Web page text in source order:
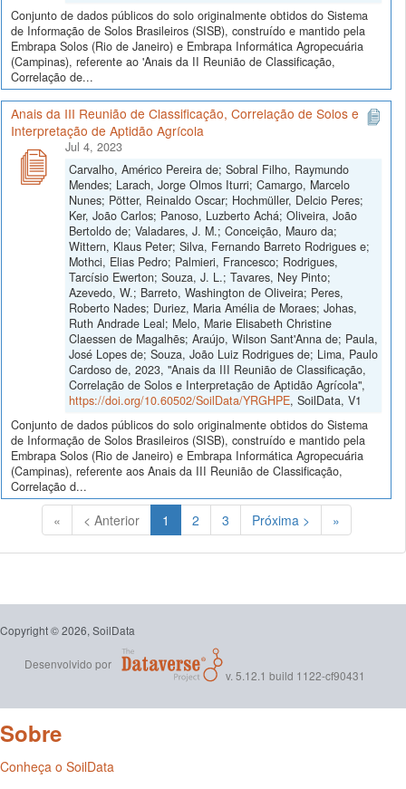
Conjunto de dados públicos do solo originalmente obtidos do Sistema
de Informação de Solos Brasileiros (SISB), construído e mantido pela
Embrapa Solos (Rio de Janeiro) e Embrapa Informática Agropecuária
(Campinas), referente ao 'Anais da II Reunião de Classificação,
Correlação de...
Anais da III Reunião de Classificação, Correlação de Solos e
Interpretação de Aptidão Agrícola
Jul 4, 2023
Carvalho, Américo Pereira de; Sobral Filho, Raymundo
Mendes; Larach, Jorge Olmos Iturri; Camargo, Marcelo
Nunes; Pötter, Reinaldo Oscar; Hochmüller, Delcio Peres;
Ker, João Carlos; Panoso, Luzberto Achá; Oliveira, João
Bertoldo de; Valadares, J. M.; Conceição, Mauro da;
Wittern, Klaus Peter; Silva, Fernando Barreto Rodrigues e;
Mothci, Elias Pedro; Palmieri, Francesco; Rodrigues,
Tarcísio Ewerton; Souza, J. L.; Tavares, Ney Pinto;
Azevedo, W.; Barreto, Washington de Oliveira; Peres,
Roberto Nades; Duriez, Maria Amélia de Moraes; Johas,
Ruth Andrade Leal; Melo, Marie Elisabeth Christine
Claessen de Magalhẽs; Araújo, Wilson Sant'Anna de; Paula,
José Lopes de; Souza, João Luiz Rodrigues de; Lima, Paulo
Cardoso de, 2023, "Anais da III Reunião de Classificação,
Correlação de Solos e Interpretação de Aptidão Agrícola",
https://doi.org/10.60502/SoilData/YRGHPE, SoilData, V1
Conjunto de dados públicos do solo originalmente obtidos do Sistema
de Informação de Solos Brasileiros (SISB), construído e mantido pela
Embrapa Solos (Rio de Janeiro) e Embrapa Informática Agropecuária
(Campinas), referente aos Anais da III Reunião de Classificação,
Correlação d...
« < Anterior 1 (Atual)
2 3 Próxima > »
Copyright © 2026, SoilData
Desenvolvido por
v. 5.12.1 build 1122-cf90431
Sobre
Conheça o SoilData